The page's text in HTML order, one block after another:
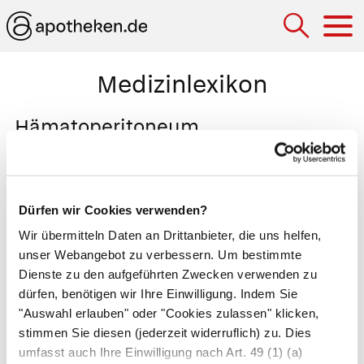
Dürfen wir Cookies verwenden?
Wir übermitteln Daten an Drittanbieter, die uns helfen,
unser Webangebot zu verbessern. Um bestimmte
Dienste zu den aufgeführten Zwecken verwenden zu
dürfen, benötigen wir Ihre Einwilligung. Indem Sie
"Auswahl erlauben" oder "Cookies zulassen" klicken,
stimmen Sie diesen (jederzeit widerruflich) zu. Dies
umfasst auch Ihre Einwilligung nach Art. 49 (1) (a)
Medizinlexikon
Hämatoperitoneum
Peritonealraum).
Operation oderKrebserkrankung
bergenAortenaneurysmenund Hämangiome
anLeberoderEileiterimmer die Gefahr zu
reißen und Blut freizusetzen. Ein
Hämatoperitoneum ist oft lebensbedrohlich. Der
Patient klagt zunächst über starke Schmerzen im
Bauchraum. Wird die Blutung nicht entdeckt,